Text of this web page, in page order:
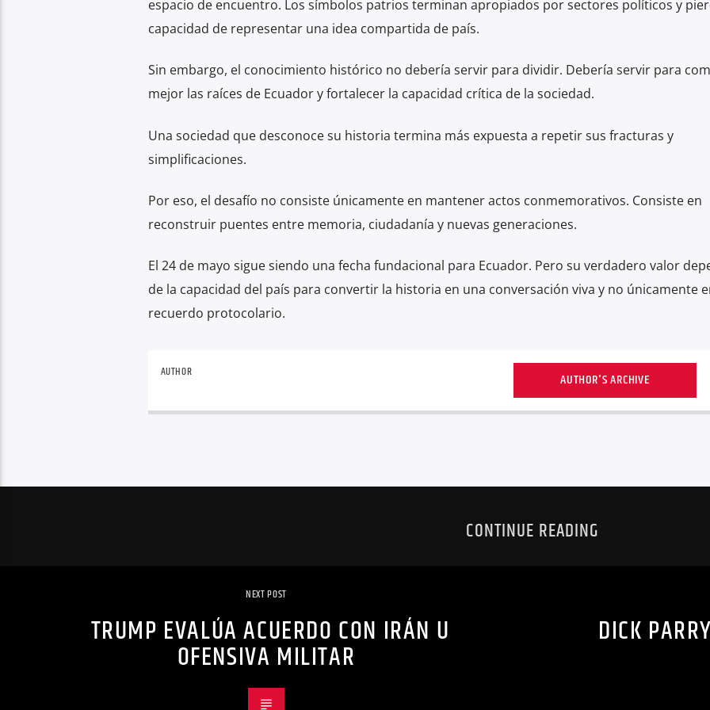
espacio de encuentro. Los símbolos patrios terminan apropiados por sectores políticos y
capacidad de representar una idea compartida de país.
Sin embargo, el conocimiento histórico no debería servir para dividir. Debería servir para
mejor las raíces de Ecuador y fortalecer la capacidad crítica de la sociedad.
Una sociedad que desconoce su historia termina más expuesta a repetir sus fracturas y
simplificaciones.
Por eso, el desafío no consiste únicamente en mantener actos conmemorativos. Consiste en
reconstruir puentes entre memoria, ciudadanía y nuevas generaciones.
El 24 de mayo sigue siendo una fecha fundacional para Ecuador. Pero su verdadero valor
de la capacidad del país para convertir la historia en una conversación viva y no únicamente
recuerdo protocolario.
AUTHOR AUTHOR'S ARCHIVE
CONTINUE READING
NEXT POST
TRUMP EVALÚA ACUERDO CON IRÁN U
OFENSIVA MILITAR
DICK